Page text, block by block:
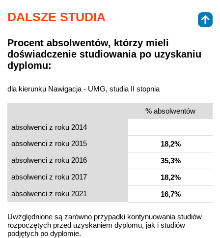
DALSZE STUDIA
Procent absolwentów, którzy mieli
doświadczenie studiowania po uzyskaniu
dyplomu:
dla kierunku Nawigacja - UMG, studia II stopnia
% absolwentów
absolwenci z roku 2014
absolwenci z roku 2015
18,2%
absolwenci z roku 2016
35,3%
absolwenci z roku 2017
18,2%
absolwenci z roku 2021
16,7%
Uwzględnione są zarówno przypadki kontynuowania studiów
rozpoczętych przed uzyskaniem dyplomu, jak i studiów
podjętych po dyplomie.